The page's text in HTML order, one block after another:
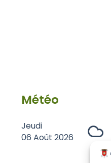
Météo
Jeudi
06 Août 2026